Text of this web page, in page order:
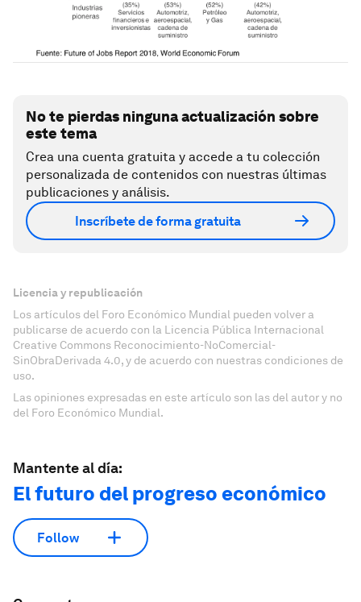
No te pierdas ninguna actualización sobre
este tema
Crea una cuenta gratuita y accede a tu colección
personalizada de contenidos con nuestras últimas
publicaciones y análisis.
Inscríbete de forma gratuita
Licencia y republicación
Los artículos del Foro Económico Mundial pueden volver a
publicarse de acuerdo con la Licencia Pública Internacional
Creative Commons Reconocimiento-NoComercial-
SinObraDerivada 4.0, y de acuerdo con nuestras condiciones de
uso.
Las opiniones expresadas en este artículo son las del autor y no
del Foro Económico Mundial.
Mantente al día:
El futuro del progreso económico
Follow